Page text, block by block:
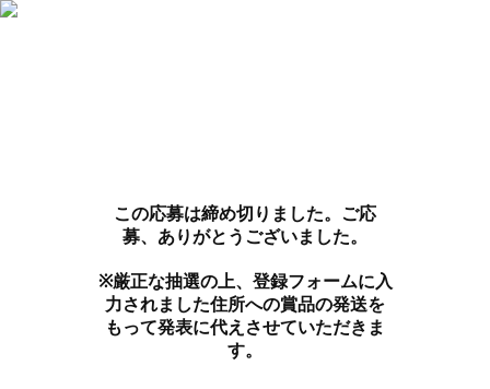
この応募は締め切りました。ご応
募、ありがとうございました。
※厳正な抽選の上、登録フォームに入
力されました住所への賞品の発送を
もって発表に代えさせていただきま
す。